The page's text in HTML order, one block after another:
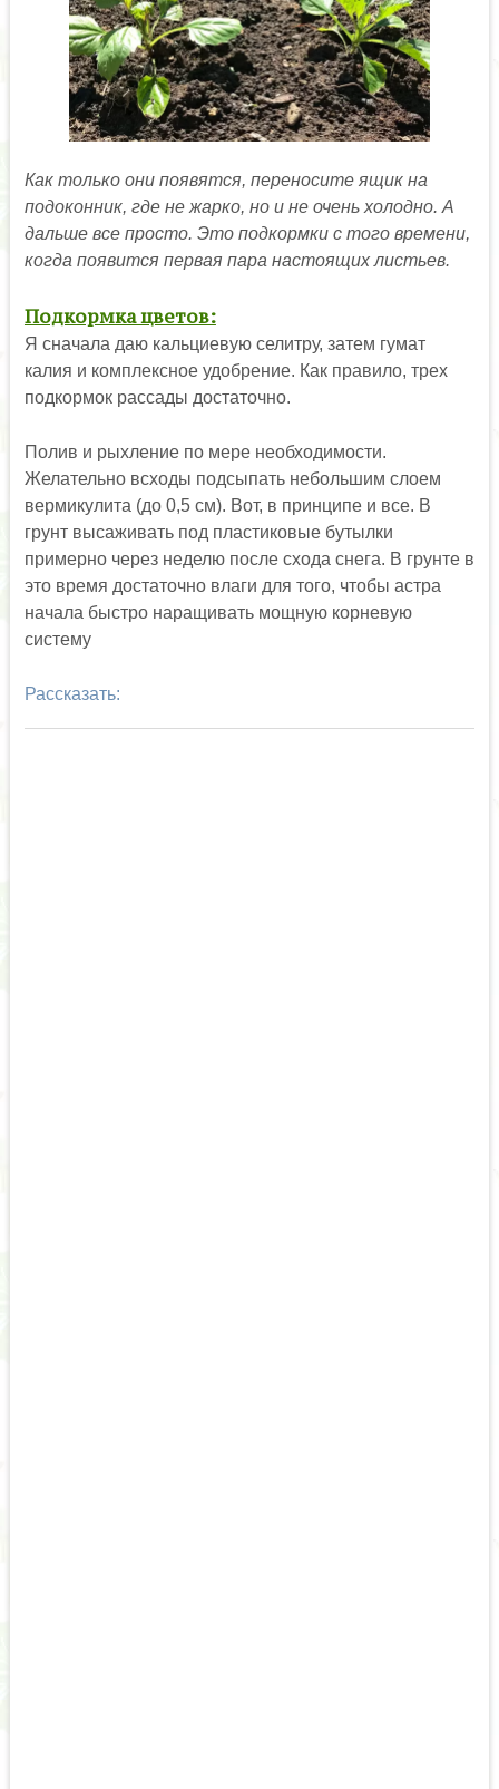
Как только они появятся, переносите ящик на
подоконник, где не жарко, но и не очень холодно. А
дальше все просто. Это подкормки с того времени,
когда появится первая пара настоящих листьев.
Подкормка цветов:
Я сначала даю кальциевую селитру, затем гумат
калия и комплексное удобрение. Как правило, трех
подкормок рассады достаточно.
Полив и рыхление по мере необходимости.
Желательно всходы подсыпать небольшим слоем
вермикулита (до 0,5 см). Вот, в принципе и все. В
грунт высаживать под пластиковые бутылки
примерно через неделю после схода снега. В грунте в
это время достаточно влаги для того, чтобы астра
начала быстро наращивать мощную корневую
систему
Рассказать: